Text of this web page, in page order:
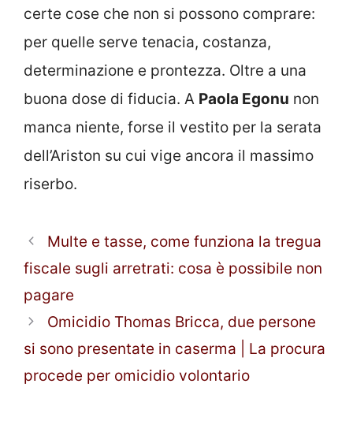
certe cose che non si possono comprare:
per quelle serve tenacia, costanza,
determinazione e prontezza. Oltre a una
buona dose di fiducia. A Paola Egonu non
manca niente, forse il vestito per la serata
dell’Ariston su cui vige ancora il massimo
riserbo.
Multe e tasse, come funziona la tregua
fiscale sugli arretrati: cosa è possibile non
pagare
Omicidio Thomas Bricca, due persone
si sono presentate in caserma | La procura
procede per omicidio volontario